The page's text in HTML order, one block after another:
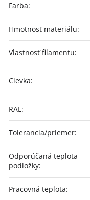
Farba:
Hmotnosť materiálu:
Vlastnosť filamentu:
Cievka:
RAL:
Tolerancia/priemer:
Odporúčaná teplota
podložky:
Pracovná teplota: